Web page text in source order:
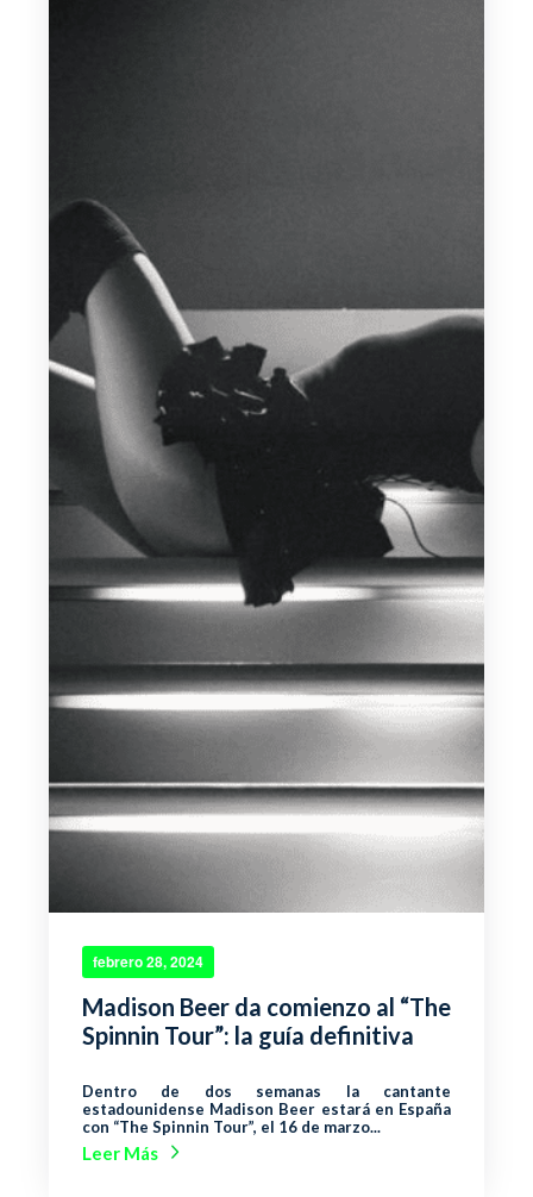
febrero 28, 2024
Madison Beer da comienzo al “The
Spinnin Tour”: la guía definitiva
Dentro de dos semanas la cantante
estadounidense Madison Beer estará en España
con “The Spinnin Tour”, el 16 de marzo...
Leer Más